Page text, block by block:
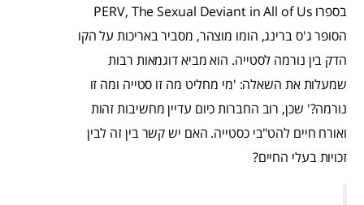
בספרו PERV, The Sexual Deviant in All of Us
הסופר ג'ס ברינג, הומו מוצהר, מסביר באריכות על הקו
הדק בין נורמה לסטייה. הוא מביא דוגמאות רבות
שמעלות את השאלה: 'מי מחליט מה זו סטייה ומה זו
נורמה?' שכן, רוב החברות כיום עדיין מחשיבות זהות
ואורח חיים להט"בי כסטייה. האם יש קשר בין זה לבין
זכויות בעלי החיים?